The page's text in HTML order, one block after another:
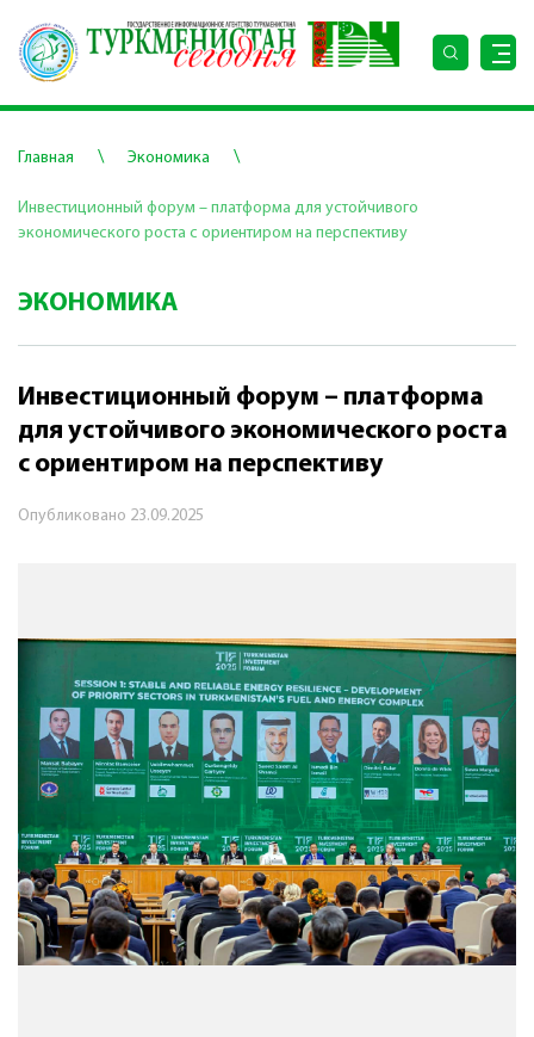
Главная \ Экономика \
Инвестиционный форум – платформа для устойчивого
экономического роста с ориентиром на перспективу
ЭКОНОМИКА
Инвестиционный форум – платформа
для устойчивого экономического роста
с ориентиром на перспективу
Опубликовано 23.09.2025